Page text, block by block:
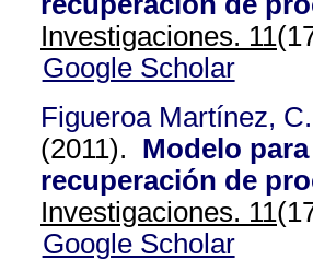
Investigaciones. 11
Google Scholar
Figueroa Martínez,
(2011). Modelo
recuperación de
Investigaciones. 11
Google Scholar